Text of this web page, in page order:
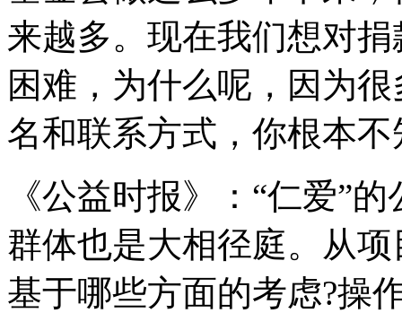
来越多。现在我们想对
困难，为什么呢，因为
名和联系方式，你根本
《公益时报》：“仁爱”
群体也是大相径庭。从
基于哪些方面的考虑?操